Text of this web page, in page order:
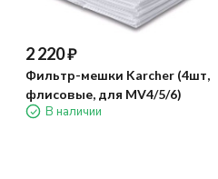
2 220₽
Фильтр-мешки Karcher (4шт,
флисовые, для MV4/5/6)
В наличии